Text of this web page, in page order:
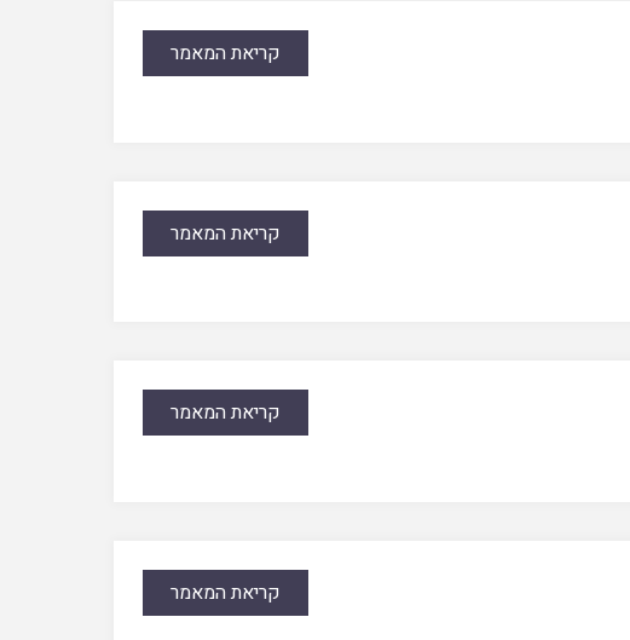
קריאת המאמר
קריאת המאמר
קריאת המאמר
קריאת המאמר